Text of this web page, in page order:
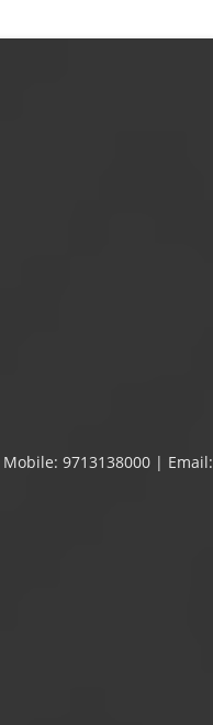
9713138000 | Email: